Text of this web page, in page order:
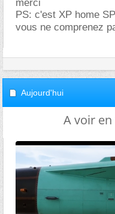
merci
PS: c'est XP home
vous ne comprenez
Aujourd'hui
A voir